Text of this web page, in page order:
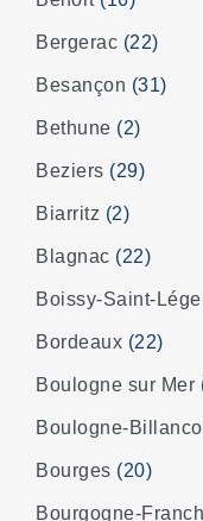
Bergerac (22)
Besançon (31)
Bethune (2)
Beziers (29)
Biarritz (2)
Blagnac (22)
Boissy-Saint-
Bordeaux (22)
Boulogne sur Mer
Boulogne-
Bourges (20)
Bourgogne-